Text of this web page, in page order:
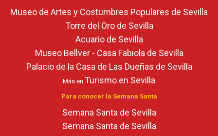
Museo de Artes y Costumbres Populares de Sevilla
Torre del Oro de Sevilla
Acuario de Sevilla
Museo Bellver - Casa Fabiola de Sevilla
Palacio de la Casa de Las Dueñas de Sevilla
Más en Turismo en Sevilla
Para conocer la Semana Santa
Semana Santa de Sevilla
Semana Santa de Sevilla